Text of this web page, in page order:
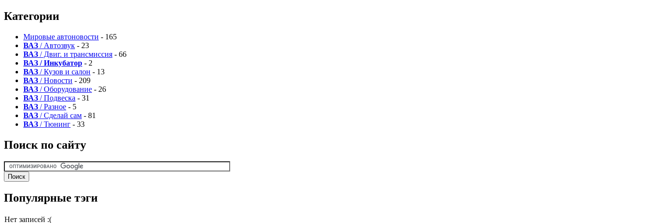
Категории
Мировые автоновости - 165
ВАЗ / Автозвук - 23
ВАЗ / Двиг. и трансмиссия - 66
ВАЗ / Инкубатор - 2
ВАЗ / Кузов и салон - 13
ВАЗ / Новости - 209
ВАЗ / Оборудование - 26
ВАЗ / Подвеска - 31
ВАЗ / Разное - 5
ВАЗ / Сделай сам - 81
ВАЗ / Тюнинг - 33
Поиск по сайту
Популярные тэги
Нет записей :(